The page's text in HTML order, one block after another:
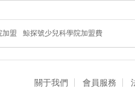
加盟 鯨探號少兒科學院加盟費
關于我們 會員服務